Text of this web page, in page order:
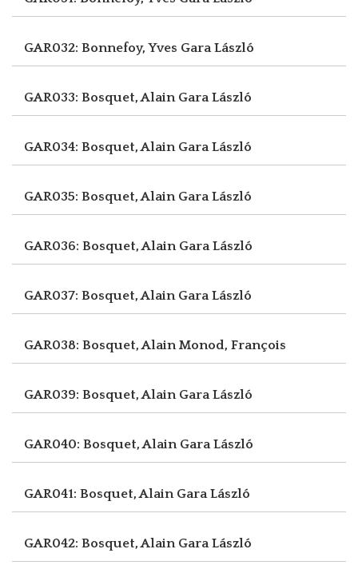
GAR032: Bonnefoy, Yves Gara László
GAR033: Bosquet, Alain Gara László
GAR034: Bosquet, Alain Gara László
GAR035: Bosquet, Alain Gara László
GAR036: Bosquet, Alain Gara László
GAR037: Bosquet, Alain Gara László
GAR038: Bosquet, AlainMonod, François
GAR039: Bosquet, Alain Gara László
GAR040: Bosquet, Alain Gara László
GAR041: Bosquet, Alain Gara László
GAR042: Bosquet, Alain Gara László